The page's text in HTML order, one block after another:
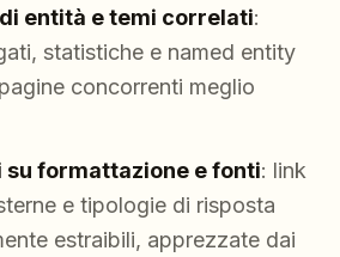
entità e temi correlati:
statistiche e named entity
concorrenti meglio
su formattazione e fonti: link
e tipologie di risposta
estraibili, apprezzate dai